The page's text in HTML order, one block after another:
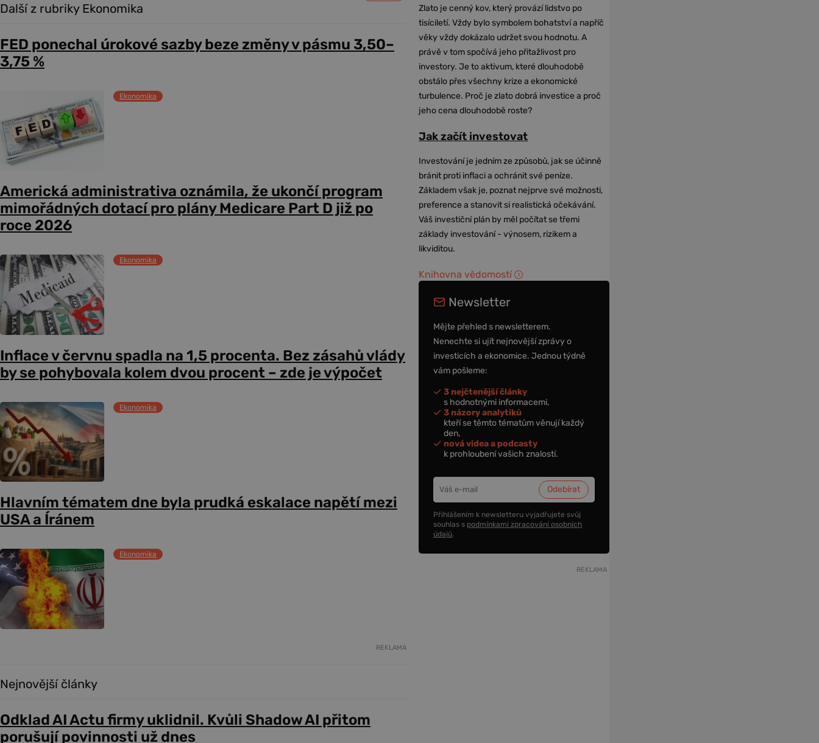
Další z rubriky Ekonomika
FED ponechal úrokové sazby beze změny v pásmu 3,50–
3,75 %
Ekonomika
Americká administrativa oznámila, že ukončí program
mimořádných dotací pro plány Medicare Part D již po
roce 2026
Ekonomika
Inflace v červnu spadla na 1,5 procenta. Bez zásahů vlády
by se pohybovala kolem dvou procent – zde je výpočet
Ekonomika
Hlavním tématem dne byla prudká eskalace napětí mezi
USA a Íránem
Ekonomika
REKLAMA
Nejnovější články
Odklad AI Actu firmy uklidnil. Kvůli Shadow AI přitom
porušují povinnosti už dnes
Zlato je cenný kov, který provází lidstvo po
tisíciletí. Vždy bylo symbolem bohatství a napříč
věky vždy dokázalo udržet svou hodnotu. A
právě v tom spočívá jeho přitažlivost pro
investory. Je to aktivum, které dlouhodobě
obstálo přes všechny krize a ekonomické
turbulence. Proč je zlato dobrá investice a proč
jeho cena dlouhodobě roste?
Jak začít investovat
Investování je jedním ze způsobů, jak se účinně
bránit proti inflaci a ochránit své peníze.
Základem však je, poznat nejprve své možnosti,
preference a stanovit si realistická očekávání.
Váš investiční plán by měl počítat se třemi
základy investování - výnosem, rizikem a
likviditou.
Knihovna vědomostí
Newsletter
Mějte přehled s newsletterem.
Nenechte si ujít nejnovější zprávy o
investicích a ekonomice. Jednou týdně
vám pošleme:
3 nejčtenější články
s hodnotnými informacemi,
3 názory analytiků
kteří se těmto tématům věnují každý
den,
nová videa a podcasty
k prohloubení vašich znalostí.
Přihlášením k newsletteru vyjadřujete svůj
souhlas s podmínkami zpracování osobních
údajů.
REKLAMA